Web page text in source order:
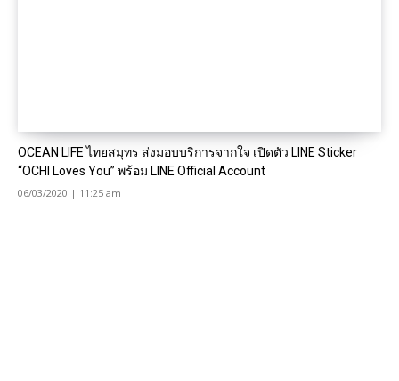
OCEAN LIFE ไทยสมุทร ส่งมอบบริการจากใจ เปิดตัว LINE Sticker
“OCHI Loves You” พร้อม LINE Official Account
06/03/2020 | 11:25 am